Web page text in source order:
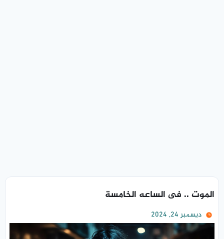
الموت .. فى الساعه الخامسة
ديسمبر 24, 2024